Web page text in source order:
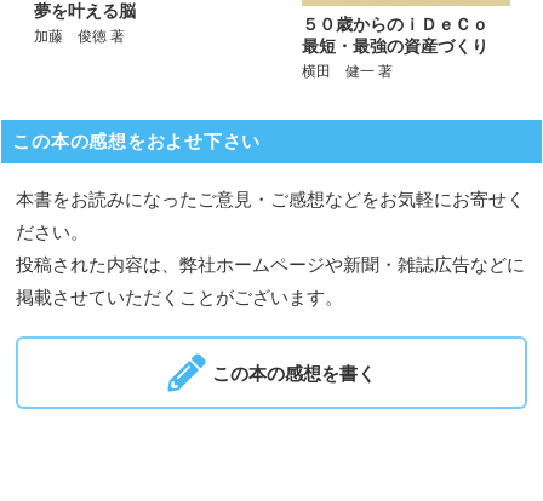
夢を叶える脳
加藤 俊徳 著
５０歳からのｉＤｅＣｏ
最短・最強の資産づくり
横田 健一 著
この本の感想をおよせ下さい
本書をお読みになったご意見・ご感想などをお気軽にお寄せく
ださい。
投稿された内容は、弊社ホームページや新聞・雑誌広告などに
掲載させていただくことがございます。
この本の感想を書く